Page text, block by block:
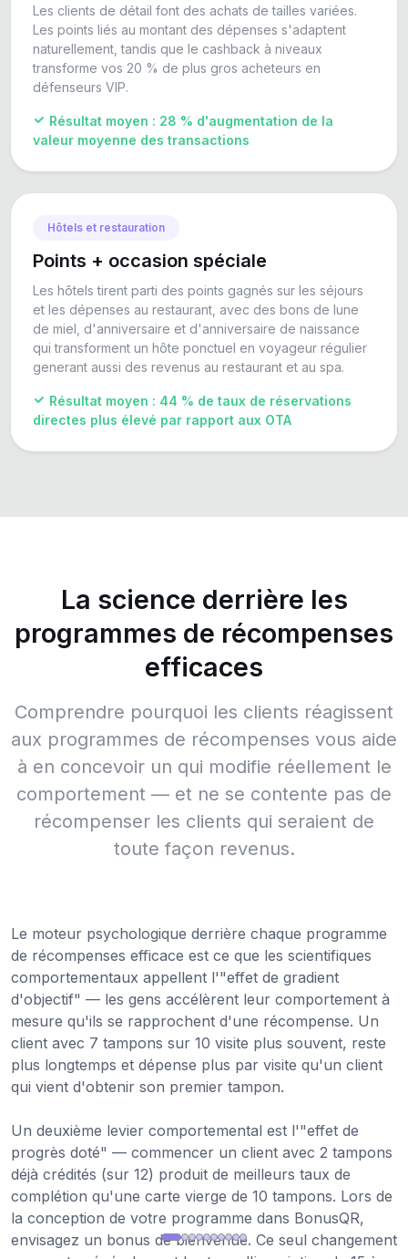
Les clients de détail font des achats de tailles variées.
Les points liés au montant des dépenses s'adaptent
naturellement, tandis que le cashback à niveaux
transforme vos 20 % de plus gros acheteurs en
défenseurs VIP.
Résultat moyen : 28 % d'augmentation de la
valeur moyenne des transactions
Hôtels et restauration
Points + occasion spéciale
Les hôtels tirent parti des points gagnés sur les séjours
et les dépenses au restaurant, avec des bons de lune
de miel, d'anniversaire et d'anniversaire de naissance
qui transforment un hôte ponctuel en voyageur régulier
generant aussi des revenus au restaurant et au spa.
Résultat moyen : 44 % de taux de réservations
directes plus élevé par rapport aux OTA
La science derrière les
programmes de récompenses
efficaces
Comprendre pourquoi les clients réagissent
aux programmes de récompenses vous aide
à en concevoir un qui modifie réellement le
comportement — et ne se contente pas de
récompenser les clients qui seraient de
toute façon revenus.
Le moteur psychologique derrière chaque programme
de récompenses efficace est ce que les scientifiques
comportementaux appellent l'"effet de gradient
d'objectif" — les gens accélèrent leur comportement à
mesure qu'ils se rapprochent d'une récompense. Un
client avec 7 tampons sur 10 visite plus souvent, reste
plus longtemps et dépense plus par visite qu'un client
qui vient d'obtenir son premier tampon.
Un deuxième levier comportemental est l'"effet de
progrès doté" — commencer un client avec 2 tampons
déjà crédités (sur 12) produit de meilleurs taux de
complétion qu'une carte vierge de 10 tampons. Lors de
la conception de votre programme dans BonusQR,
envisagez un bonus de bienvenue. Ce seul changement